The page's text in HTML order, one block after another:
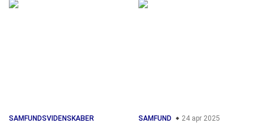
SAMFUNDSVIDENSKABER
SAMFUND 24 apr 2025